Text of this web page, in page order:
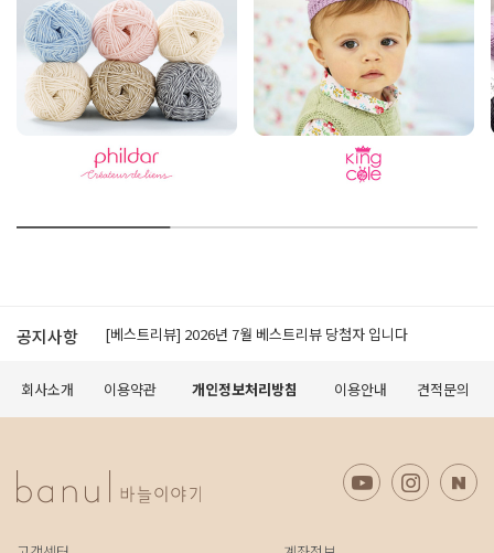
공지사항
[베스트리뷰] 2026년 7월 베스트리뷰 당첨자 입니다
[공지] 무료배송 조건 변경 안내
[공지] 모바일에서 구매가 원활하지 않을 경우 먼저 확인 해 보세요.
[공지] 무료배송 조건 변경 안내
회사소개 이용약관 개인정보처리방침 이용안내 견적문의